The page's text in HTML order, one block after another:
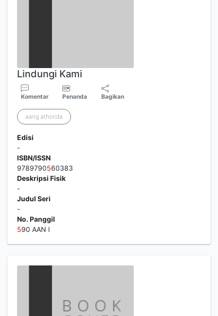
Lindungi Kami
Komentar Penanda Bagikan
aang athorida
Edisi
-
ISBN/ISSN
9789790560383
Deskripsi Fisik
-
Judul Seri
-
No. Panggil
590 AAN l